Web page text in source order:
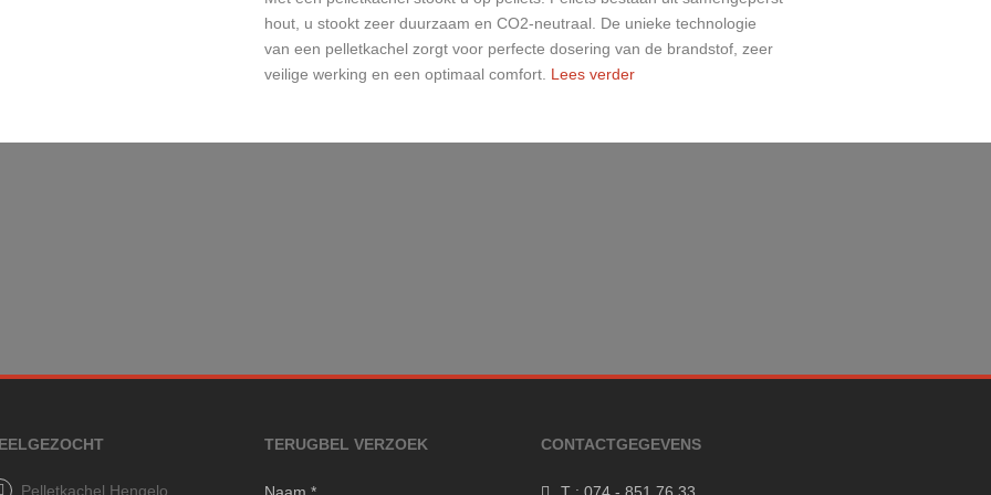
hout, u stookt zeer duurzaam en CO2-neutraal. De unieke technologie
van een pelletkachel zorgt voor perfecte dosering van de brandstof, zeer
veilige werking en een optimaal comfort. Lees verder
Pelletkachel Hengelo
TERUGBEL VERZOEK CONTACTGEGEVENS